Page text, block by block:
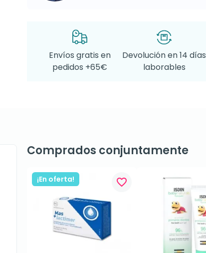
Envíos gratis en
pedidos +65€
Devolución en 14 días
laborables
Comprados conjuntamente
¡En oferta! favorite_border